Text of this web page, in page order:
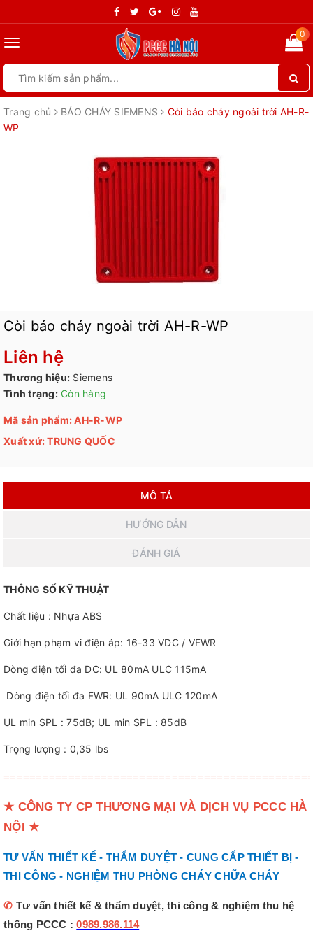
Toggle
0
Trang chủ BÁO CHÁY SIEMENS
Còi báo cháy ngoài trời AH-R-
WP
Còi báo cháy ngoài trời AH-R-WP
Liên hệ
Thương hiệu: Siemens
Tình trạng: Còn hàng
Mã sản phẩm: AH-R-WP
Xuất xứ: TRUNG QUỐC
MÔ TẢ
HƯỚNG DẪN
ĐÁNH GIÁ
THÔNG SỐ KỸ THUẬT
Chất liệu : Nhựa ABS
Giới hạn phạm vi điện áp: 16-33 VDC / VFWR
Dòng điện tối đa DC: UL 80mA ULC 115mA
Dòng điện tối đa FWR: UL 90mA ULC 120mA
UL min SPL : 75dB; UL min SPL : 85dB
Trọng lượng : 0,35 lbs
★ CÔNG TY CP THƯƠNG MẠI VÀ DỊCH VỤ PCCC HÀ
NỘI ★
TƯ VẤN THIẾT KẾ - THẨM DUYỆT - CUNG CẤP THIẾT BỊ -
THI CÔNG - NGHIỆM THU PHÒNG CHÁY CHỮA CHÁY
✆ Tư vấn thiết kế & thẩm duyệt, thi công & nghiệm thu hệ
thống PCCC :0989.986.114